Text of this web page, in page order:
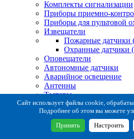
Комплекты сигнализации
Приборы приемно-
Приборы для пультовой
Извещатели
Пожарные датчики
Охранные датчики
Оповещатели
Автономные датчики
Аварийное освещение
Антенны
Тестеры
Система сбора извещений
Расходные и монтажные
Коробки
Кронштейны для
Сайт использует файлы cookie,
Подробнее об этом вы можете
Принять Настроить